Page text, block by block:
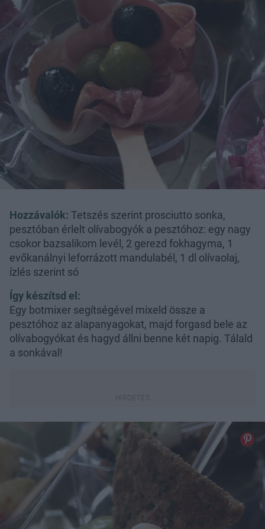
Hozzávalók: Tetszés szerint prosciutto sonka,
pesztóban érlelt olívabogyók a pesztóhoz: egy nagy
csokor bazsalikom levél, 2 gerezd fokhagyma, 1
evőkanálnyi leforrázott mandulabél, 1 dl olívaolaj,
ízlés szerint só
Így készítsd el:
Egy botmixer segítségével mixeld össze a
pesztóhoz az alapanyagokat, majd forgasd bele az
olívabogyókat és hagyd állni benne két napig. Tálald
a sonkával!